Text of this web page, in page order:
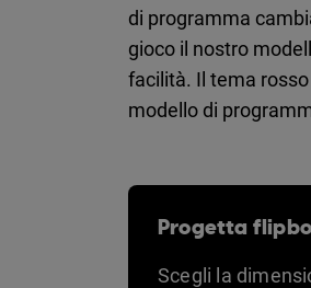
di programma
gioco il nostro
facilità. Il tema
modello di
Progetta
Scegli la